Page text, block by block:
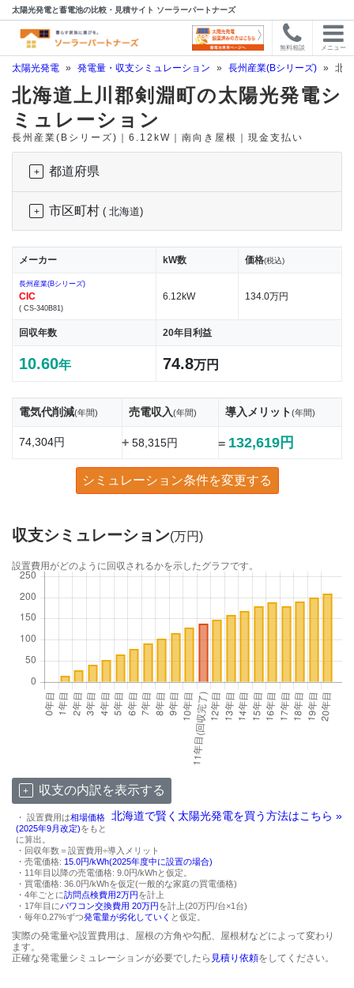
太陽光発電と蓄電池の比較・見積サイト ソーラーパートナーズ
無料相談 メニュー
太陽光発電 » 発電量・収支シミュレーション » 長州産業(Bシリーズ) » 北
北海道上川郡剣淵町の太陽光発電シ
ミュレーション
長州産業(Bシリーズ)｜6.12kW｜南向き屋根｜現金支払い
都道府県
市区町村 ( 北海道)
メーカー kW数 価格(税込)
長州産業(Bシリーズ)
CIC
( CS-340B81)
6.12kW 134.0万円
回収年数 20年目利益
10.60年 74.8万円
電気代削減(年間) 売電収入(年間) 導入メリット(年間)
74,304円 +58,315円 = 132,619円
シミュレーション条件を変更する
収支シミュレーション(万円)
設置費用がどのように回収されるかを示したグラフです。
収支の内訳を表示する
北海道で賢く太陽光発電を買う方法はこちら »
・ 設置費用は相場価格
(2025年9月改定)をもと
に算出。
・回収年数＝設置費用÷導入メリット
・売電価格: 15.0円/kWh(2025年度中に設置の場合)
・11年目以降の売電価格: 9.0円/kWhと仮定。
・買電価格: 36.0円/kWhを仮定(一般的な家庭の買電価格)
・4年ごとに訪問点検費用2万円を計上
・17年目にパワコン交換費用 20万円を計上(20万円/台×1台)
・毎年0.27%ずつ発電量が劣化していく と仮定。
実際の発電量や設置費用は、屋根の方角や勾配、屋根材などによって変わり
ます。
正確な発電量シミュレーションが必要でしたら 見積り依頼をしてください。